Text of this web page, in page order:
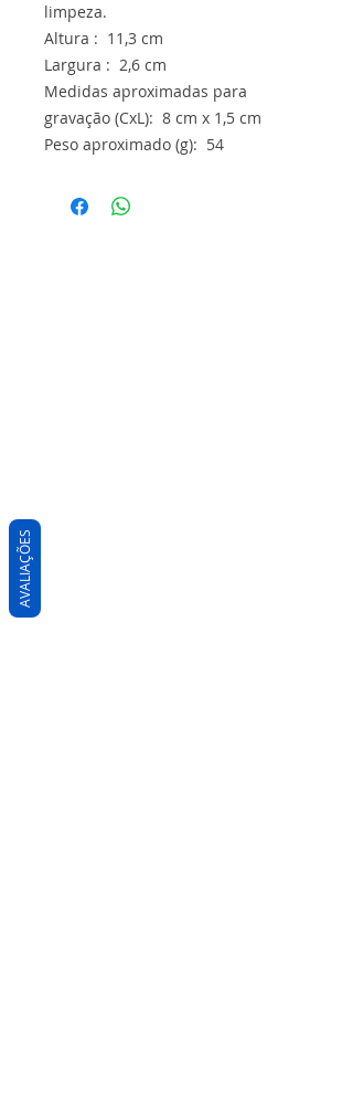
limpeza.
Altura : 11,3 cm
Largura : 2,6 cm
Medidas aproximadas para
gravação (CxL): 8 cm x 1,5 cm
Peso aproximado (g): 54
AVALIAÇÕES